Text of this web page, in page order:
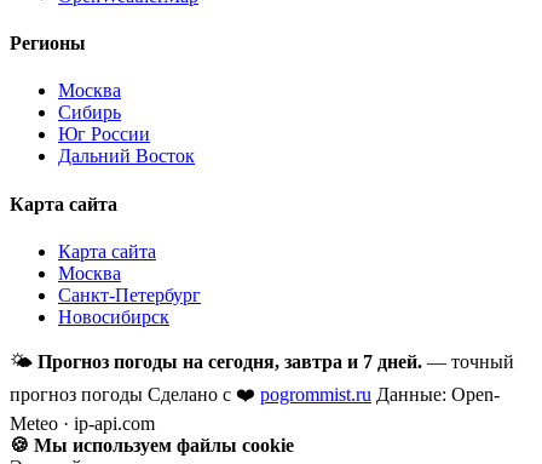
Регионы
Москва
Сибирь
Юг России
Дальний Восток
Карта сайта
Карта сайта
Москва
Санкт-Петербург
Новосибирск
🌤 Прогноз погоды на сегодня, завтра и 7 дней. — точный
прогноз погоды Сделано с ❤️ pogrommist.ru Данные: Open-
Meteo · ip-api.com
🍪 Мы используем файлы cookie